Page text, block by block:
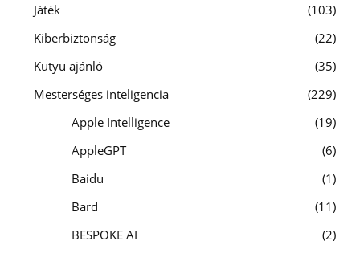
Játék
103
Kiberbiztonság
22
Kütyü ajánló
35
Mesterséges inteligencia
229
Apple Intelligence
19
AppleGPT
6
Baidu
1
Bard
11
BESPOKE AI
2